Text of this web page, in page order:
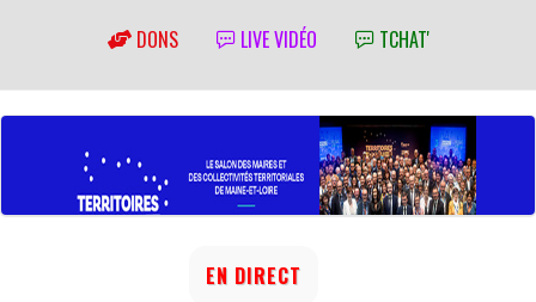
DONS LIVE VIDÉO TCHAT'
EN DIRECT